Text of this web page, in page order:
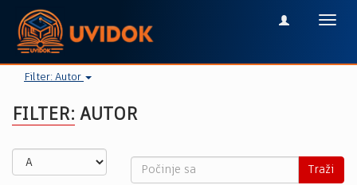
Filter: Autor
FILTER: AUTOR
Traži